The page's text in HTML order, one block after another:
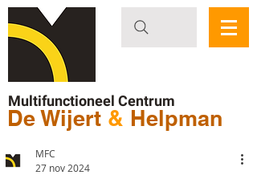
Multifunctioneel Centrum
De Wijert & Helpman
MFC
27 nov 2024